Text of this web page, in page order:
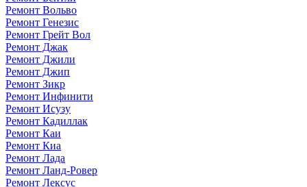
Ремонт Вольво
Ремонт Генезис
Ремонт Грейт Вол
Ремонт Джак
Ремонт Джили
Ремонт Джип
Ремонт Зикр
Ремонт Инфинити
Ремонт Исузу
Ремонт Кадиллак
Ремонт Каи
Ремонт Киа
Ремонт Лада
Ремонт Ланд-Ровер
Ремонт Лексус